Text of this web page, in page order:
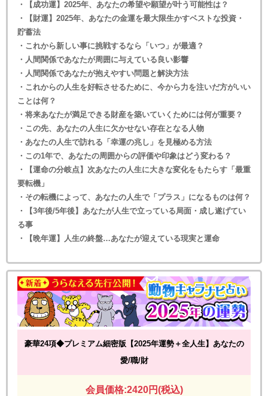
・【成功運】2025年、あなたの希望や願望が叶う可能性は？
・【財運】2025年、あなたの金運を最大限生かすベストな投資・
貯蓄法
・これから新しい事に挑戦するなら「いつ」が最適？
・人間関係であなたが周囲に与えている良い影響
・人間関係であなたが抱えやすい問題と解決方法
・これからの人生を好転させるために、今から力を注いだ方がいい
ことは何？
・将来あなたが満足できる財産を築いていくためには何が重要？
・この先、あなたの人生に欠かせない存在となる人物
・あなたの人生で訪れる「幸運の兆し」を見極める方法
・この1年で、あなたの周囲からの評価や印象はどう変わる？
・【運命の分岐点】次あなたの人生に大きな変化をもたらす「最重
要転機」
・その転機によって、あなたの人生で「プラス」になるものは何？
・【3年後/5年後】あなたが人生で立っている局面・成し遂げてい
る事
・【晩年運】人生の終盤…あなたが迎えている現実と運命
豪華24項◆プレミアム細密版【2025年運勢＋全人生】あなたの
愛/職/財
会員価格:2420円(税込)